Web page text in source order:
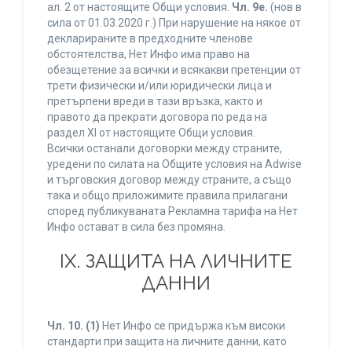
ал. 2 от настоящите Общи условия. Чл. 9е. (нов в
сила от 01.03.2020 г.) При нарушение на някое от
декларираните в предходните членове
обстоятелства, Нет Инфо има право на
обезщетение за всички и всякакви претенции от
трети физически и/или юридически лица и
претърпени вреди в тази връзка, както и
правото да прекрати договора по реда на
раздел XI от настоящите Общи условия.
Всички останали договорки между страните,
уредени по силата на Общите условия на Adwise
и търговския договор между страните, а също
така и общо приложимите правила прилагани
според публикуваната Рекламна тарифа на Нет
Инфо остават в сила без промяна.
IХ. ЗАЩИТА НА ЛИЧНИТЕ
ДАННИ
Чл. 10. (1) Нет Инфо се придържа към високи
стандарти при защита на личните данни, като